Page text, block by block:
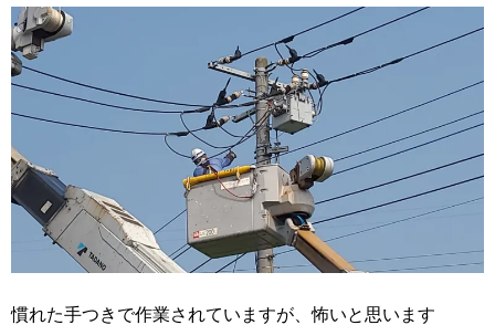
慣れた手つきで作業されていますが、怖いと思います